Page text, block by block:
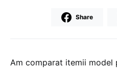
Share
Am comparat itemii model